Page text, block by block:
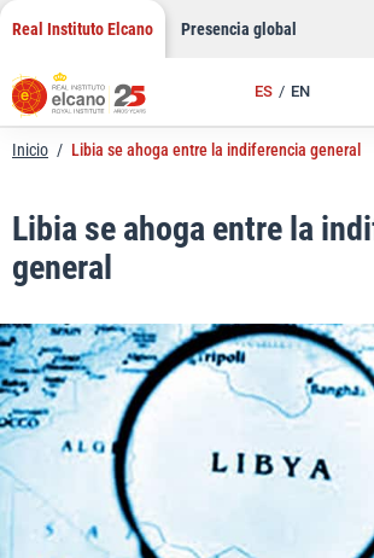
Saltar
contenido
Real Instituto Elcano Presencia global
ES EN
Inicio / Libia se ahoga entre la indiferencia general
Libia se ahoga entre la
general